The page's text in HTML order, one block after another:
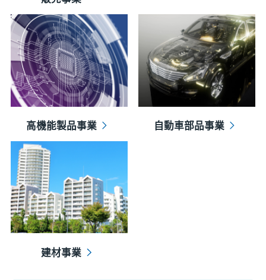
高機能製品事業 自動車部品事業
建材事業